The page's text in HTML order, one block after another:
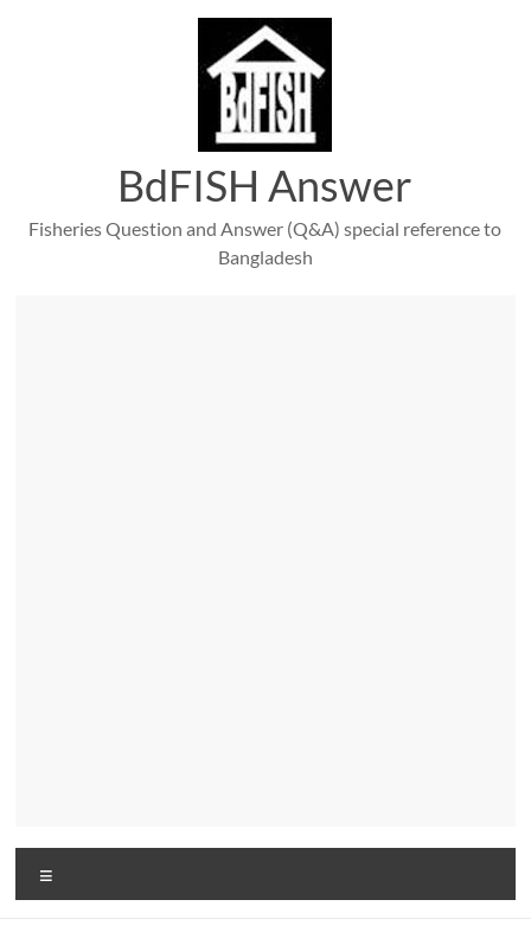
BdFISH Answer
Fisheries Question and Answer (Q&A) special reference to
Bangladesh